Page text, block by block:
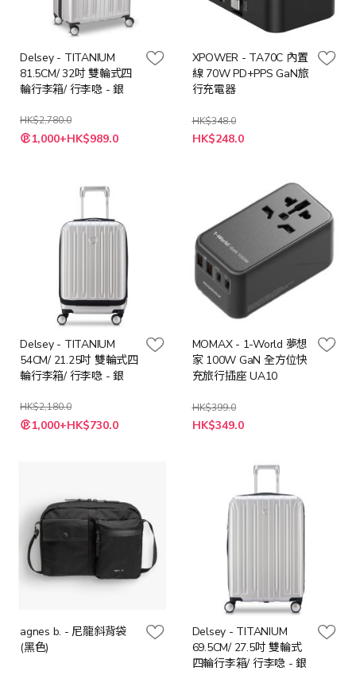
Delsey - TITANIUM
81.5CM/ 32吋 雙輪式四
輪行李箱/ 行李喼 - 銀
HK$2,780.0
特
殊 1,000+HK$989.0
XPOWER - TA70C 內置
線 70W PD+PPS GaN旅
行充電器
HK$348.0
特
殊
HK$248.0
Delsey - TITANIUM
54CM/ 21.25吋 雙輪式四
輪行李箱/ 行李喼 - 銀
HK$2,180.0
特
殊 1,000+HK$730.0
MOMAX - 1-World 夢想
家 100W GaN 全方位快
充旅行插座 UA10
HK$399.0
特
殊
HK$349.0
agnes b. - 尼龍斜背袋
(黑色)
Delsey - TITANIUM
69.5CM/ 27.5吋 雙輪式
四輪行李箱/ 行李喼 - 銀